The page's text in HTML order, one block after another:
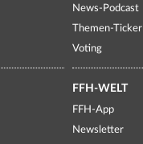
News-Podcast
Themen-Ticker
Voting
FFH-WELT
FFH-App
Newsletter